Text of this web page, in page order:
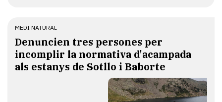
MEDI NATURAL
Denuncien tres persones per
incomplir la normativa d'acampada
als estanys de Sotllo i Baborte